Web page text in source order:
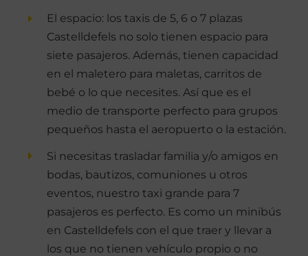
El espacio: los taxis de 5, 6 o 7 plazas
Castelldefels no solo tienen espacio para
siete pasajeros. Además, tienen capacidad
en el maletero para maletas, carritos de
bebé o lo que necesites. Así que es el
medio de transporte perfecto para grupos
pequeños hasta el aeropuerto o la estación.
Si necesitas trasladar familia y/o amigos en
bodas, bautizos, comuniones u otros
eventos, nuestro taxi grande para 7
pasajeros es perfecto. Es como un minibús
en Castelldefels con el que traer y llevar a
los que no tienen vehículo propio o no